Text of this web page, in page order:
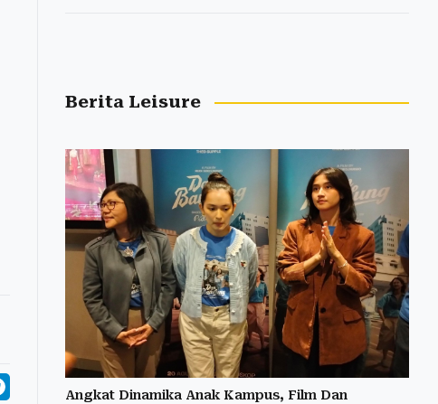
Berita Leisure
Angkat Dinamika Anak Kampus, Film Dan